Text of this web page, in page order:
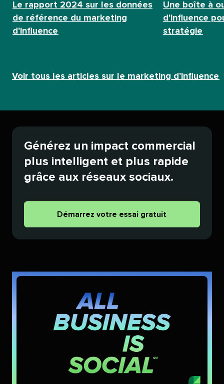
Le rapport 2024 sur les données
de référence du marketing
d'influence​​
Une boîte à
d'influence
stratégie​​
Voir tous les articles sur le marketing d'influence​​
Générez un impact commercial
plus intelligent et plus rapide
grâce aux réseaux sociaux.​​
Démarrez votre essai gratuit​​